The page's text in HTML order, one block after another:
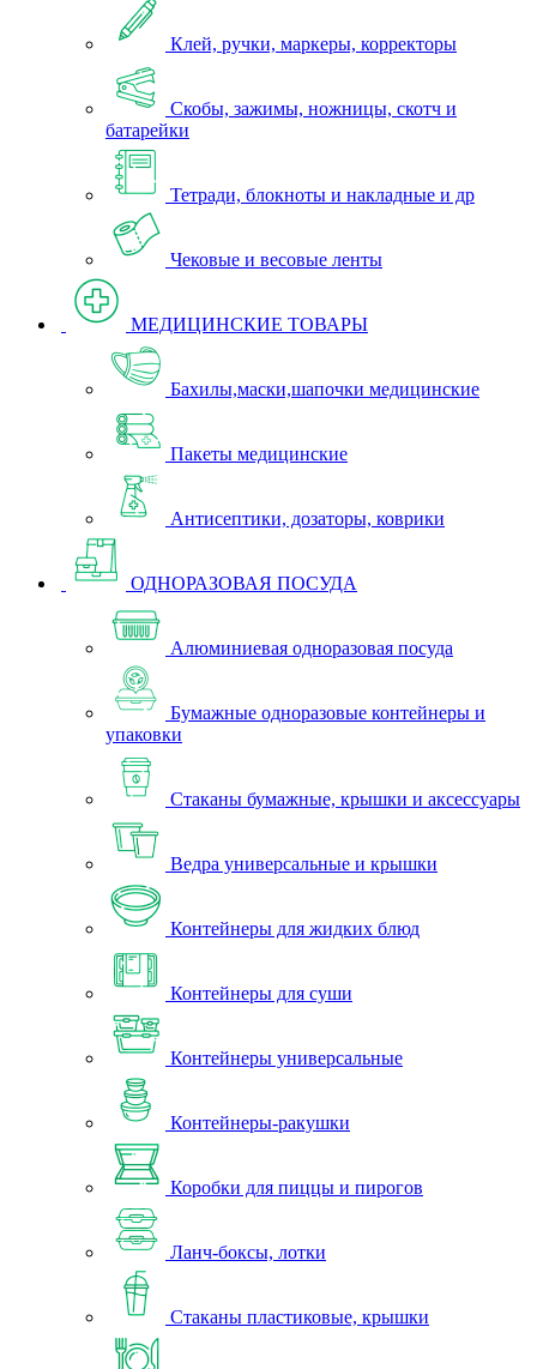
Клей, ручки, маркеры, корректоры
Скобы, зажимы, ножницы, скотч и
батарейки
Тетради, блокноты и накладные и др
Чековые и весовые ленты
МЕДИЦИНСКИЕ ТОВАРЫ
Бахилы,маски,шапочки медицинские
Пакеты медицинские
Антисептики, дозаторы, коврики
ОДНОРАЗОВАЯ ПОСУДА
Алюминиевая одноразовая посуда
Бумажные одноразовые контейнеры и
упаковки
Стаканы бумажные, крышки и аксессуары
Ведра универсальные и крышки
Контейнеры для жидких блюд
Контейнеры для суши
Контейнеры универсальные
Контейнеры-ракушки
Коробки для пиццы и пирогов
Ланч-боксы, лотки
Стаканы пластиковые, крышки